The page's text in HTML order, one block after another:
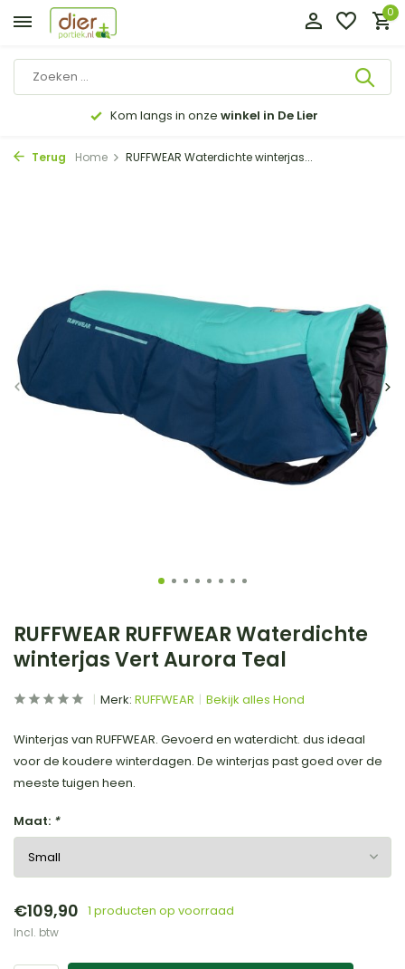
0
Kom langs in onze winkel in De Lier
Terug Home RUFFWEAR Waterdichte winterjas...
RUFFWEAR RUFFWEAR Waterdichte
winterjas Vert Aurora Teal
Merk: RUFFWEAR Bekijk alles Hond
Winterjas van RUFFWEAR. Gevoerd en waterdicht. dus ideaal
voor de koudere winterdagen. De winterjas past goed over de
meeste tuigen heen.
Maat: *
€109,90 1 producten op voorraad
Incl. btw